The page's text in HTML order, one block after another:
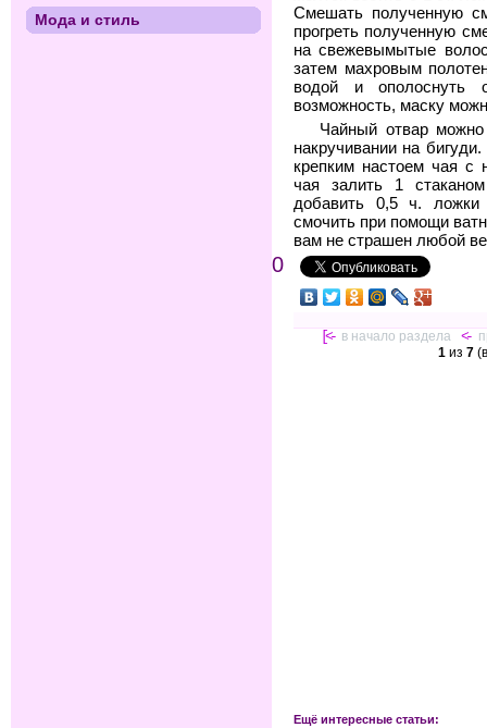
Смешать полученную
прогреть полученную
на свежевымытые
затем махровым
водой и ополоснуть
возможность, маску
Чайный отвар можно
накручивании на
крепким настоем чая с
чая залить 1
добавить 0,5 ч. ложки
смочить при помощи
вам не страшен любой
0
[<- в начало раздела <-
1 из 7
Ещё интересные статьи:
Мода и стиль